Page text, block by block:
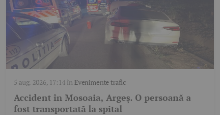
5 aug. 2026, 17:14în Evenimente trafic
Accident în Mosoaia, Argeș. O persoană a
fost transportată la spital